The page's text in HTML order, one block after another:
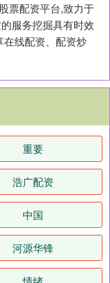
票配资平台,致力于
服务挖掘具有时效
在线配资、配资炒
重要
浩广配资
中国
河源华锋